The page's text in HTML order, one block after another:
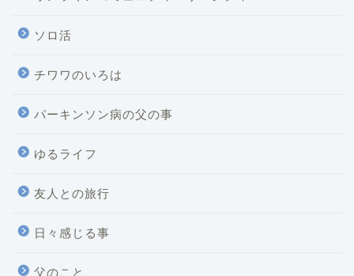
ソロ活
チワワのいろは
パーキンソン病の父の事
ゆるライフ
友人との旅行
日々感じる事
父のこと